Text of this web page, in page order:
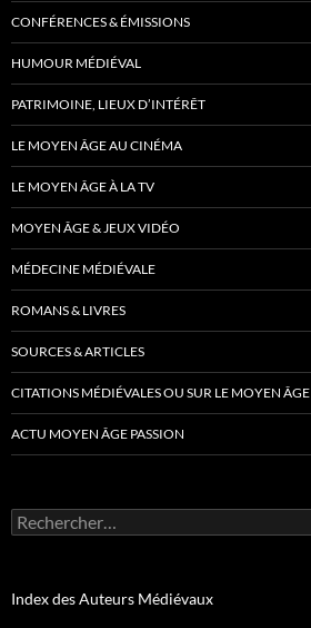
CONFÉRENCES & ÉMISSIONS
HUMOUR MÉDIÉVAL
PATRIMOINE, LIEUX D’INTÉRÊT
LE MOYEN ÂGE AU CINÉMA
LE MOYEN ÂGE À LA TV
MOYEN ÂGE & JEUX VIDÉO
MÉDECINE MÉDIÉVALE
ROMANS & LIVRES
SOURCES & ARTICLES
CITATIONS MÉDIÉVALES OU SUR LE MOYEN ÂGE
ACTU MOYEN ÂGE PASSION
Rechercher :
Index des Auteurs Médiévaux